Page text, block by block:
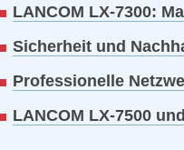
LANCOM LX-7300:
Sicherheit und
Professionelle
LANCOM LX-7500